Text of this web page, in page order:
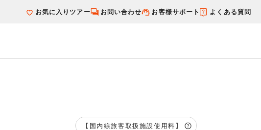
お気に入りツアー お問い合わせ お客様サポート よくある質問
【国内線旅客取扱施設使用料】